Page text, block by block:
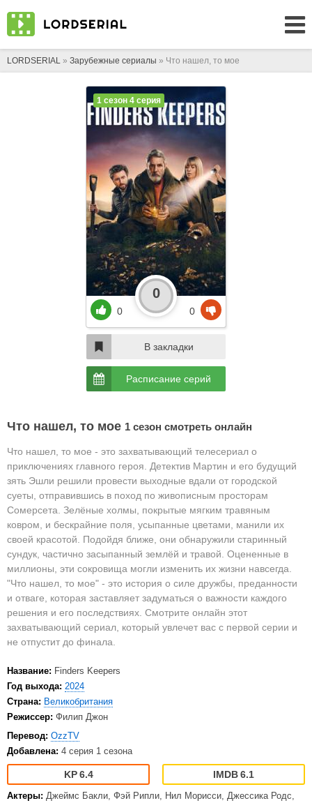
LORDSERIAL » Зарубежные сериалы » Что нашел, то мое
Что нашел, то мое 1 сезон смотреть онлайн
Что нашел, то мое - это захватывающий телесериал о
приключениях главного героя. Детектив Мартин и его будущий
зять Эшли решили провести выходные вдали от городской
суеты, отправившись в поход по живописным просторам
Сомерсета. Зелёные холмы, покрытые мягким травяным
ковром, и бескрайние поля, усыпанные цветами, манили их
своей красотой. Подойдя ближе, они обнаружили старинный
сундук, частично засыпанный землёй и травой. Оцененные в
миллионы, эти сокровища могли изменить их жизни навсегда.
"Что нашел, то мое" - это история о силе дружбы, преданности
и отваге, которая заставляет задуматься о важности каждого
решения и его последствиях. Смотрите онлайн этот
захватывающий сериал, который увлечет вас с первой серии и
не отпустит до финала.
Название: Finders Keepers
Год выхода: 2024
Страна: Великобритания
Режиссер: Филип Джон
Перевод: OzzTV
Добавлена: 4 серия 1 сезона
6.4 6.1
Актеры: Джеймс Бакли, Фэй Рипли, Нил Морисси, Джессика Родс,
1 сезон 4 серия
0
0
0
В закладки
Расписание серий